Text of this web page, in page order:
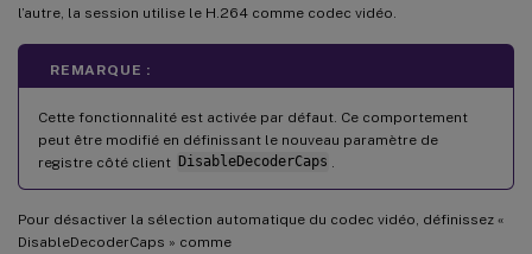
l’autre, la session utilise le H.264 comme codec vidéo.
REMARQUE :
Cette fonctionnalité est activée par défaut. Ce comportement
peut être modifié en définissant le nouveau paramètre de
registre côté client DisableDecoderCaps
Pour désactiver la sélection automatique du codec vidéo, définissez «
DisableDecoderCaps » comme